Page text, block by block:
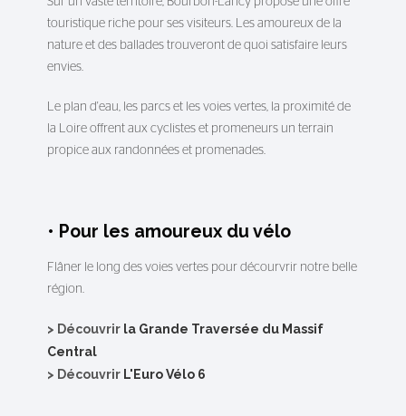
touristique riche pour ses visiteurs. Les amoureux de la
nature et des ballades trouveront de quoi satisfaire leurs
envies.
Le plan d'eau, les parcs et les voies vertes, la proximité de
la Loire offrent aux cyclistes et promeneurs un terrain
propice aux randonnées et promenades.
• Pour les amoureux du vélo
Flâner le long des voies vertes pour décourvrir notre belle
région.
> Découvrir la Grande Traversée du Massif
Central
> Découvrir L'Euro Vélo 6